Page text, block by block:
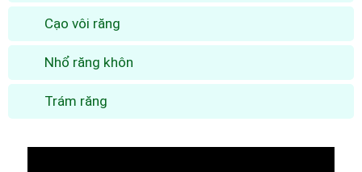
Cạo vôi răng
Nhổ răng khôn
Trám răng